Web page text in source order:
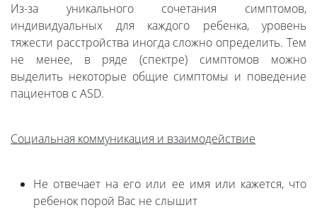
Из-за уникального сочетания симптомов,
индивидуальных для каждого ребенка, уровень
тяжести расстройства иногда сложно определить. Тем
не менее, в ряде (спектре) симптомов можно
выделить некоторые общие симптомы и поведение
пациентов с ASD.
Социальная коммуникация и взаимодействие
Не отвечает на его или ее имя или кажется, что
ребенок порой Вас не слышит